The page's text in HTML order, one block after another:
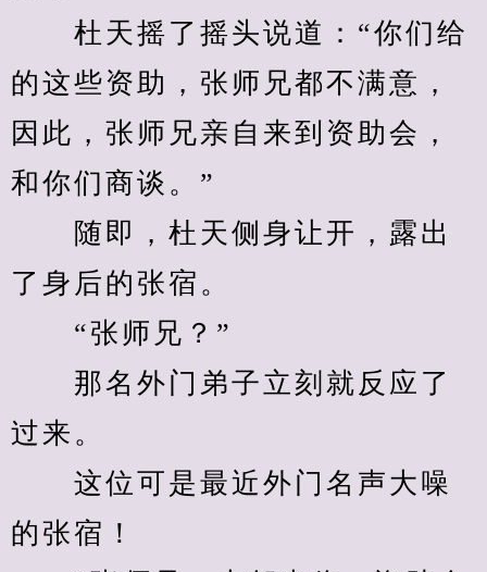
杜天摇了摇头说道：“你们给
的这些资助，张师兄都不满意，
因此，张师兄亲自来到资助会，
和你们商谈。”
随即，杜天侧身让开，露出
了身后的张宿。
“张师兄？”
那名外门弟子立刻就反应了
过来。
这位可是最近外门名声大噪
的张宿！